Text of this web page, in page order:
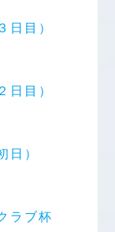
日目）
日目）
日）
ラブ杯